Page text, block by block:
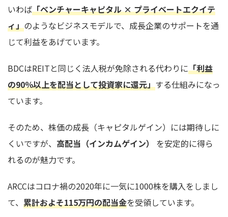
いわば「ベンチャーキャピタル × プライベートエクイテ
ィ」のようなビジネスモデルで、成長企業のサポートを通
じて利益をあげています。
BDCはREITと同じく法人税が免除される代わりに「利益
の90％以上を配当として投資家に還元」する仕組みになっ
ています。
そのため、株価の成長（キャピタルゲイン）には期待しに
くいですが、 高配当（インカムゲイン）
を安定的に得ら
れるのが魅力です。
ARCCはコロナ禍の2020年に一気に1000株を購入をしまし
て、 累計およそ115万円の配当金を受領しています。